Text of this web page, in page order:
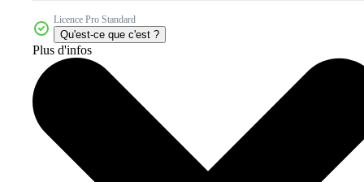
Licence Pro Standard
Qu'est-ce que c'est ?
Plus d'infos